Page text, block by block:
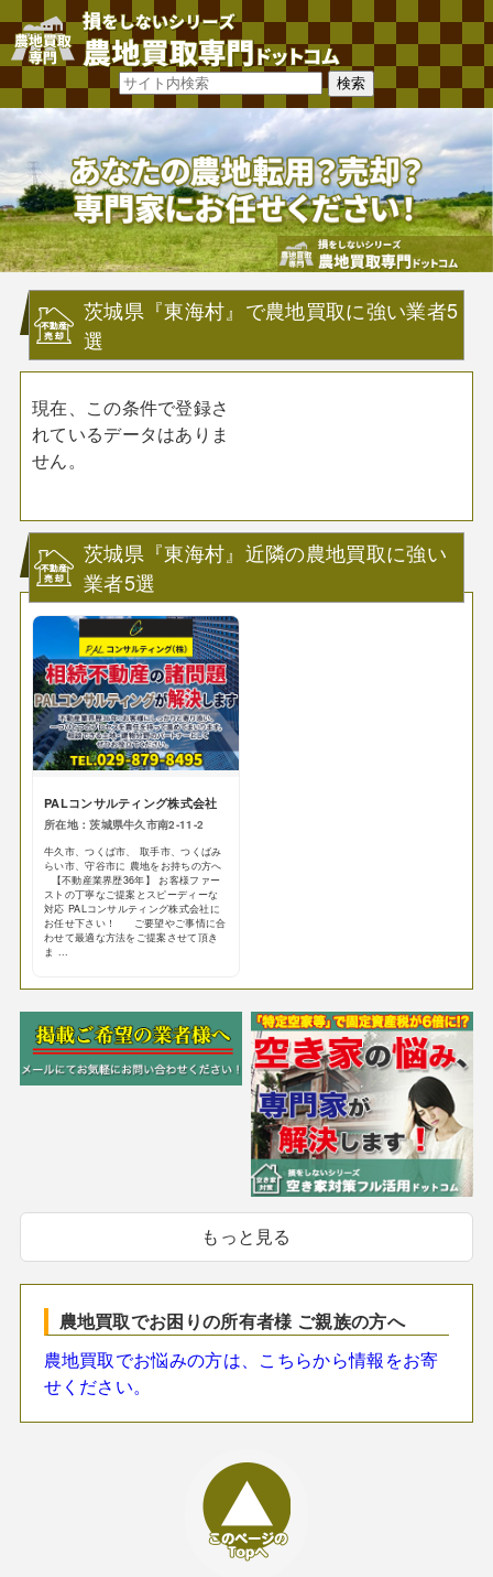
茨城県『東海村』で農地買取に強い業者5
選
現在、この条件で登録さ
れているデータはありま
せん。
茨城県『東海村』近隣の農地買取に強い
業者5選
PALコンサルティング株式会社
所在地：茨城県牛久市南2-11-2
牛久市、つくば市、 取手市、つくばみ
らい市、守谷市に 農地をお持ちの方へ
【不動産業界歴36年】 お客様ファー
ストの丁寧なご提案とスピーディーな
対応 PALコンサルティング株式会社に
お任せ下さい！ ご要望やご事情に合
わせて最適な方法をご提案させて頂き
ま ...
もっと見る
農地買取でお困りの所有者様 ご親族の方へ
農地買取でお悩みの方は、こちらから情報をお寄
せください。